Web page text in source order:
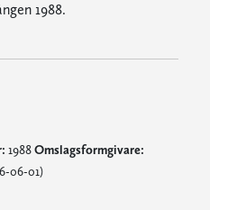
1988.
1988Omslagsformgivare:
06-01)